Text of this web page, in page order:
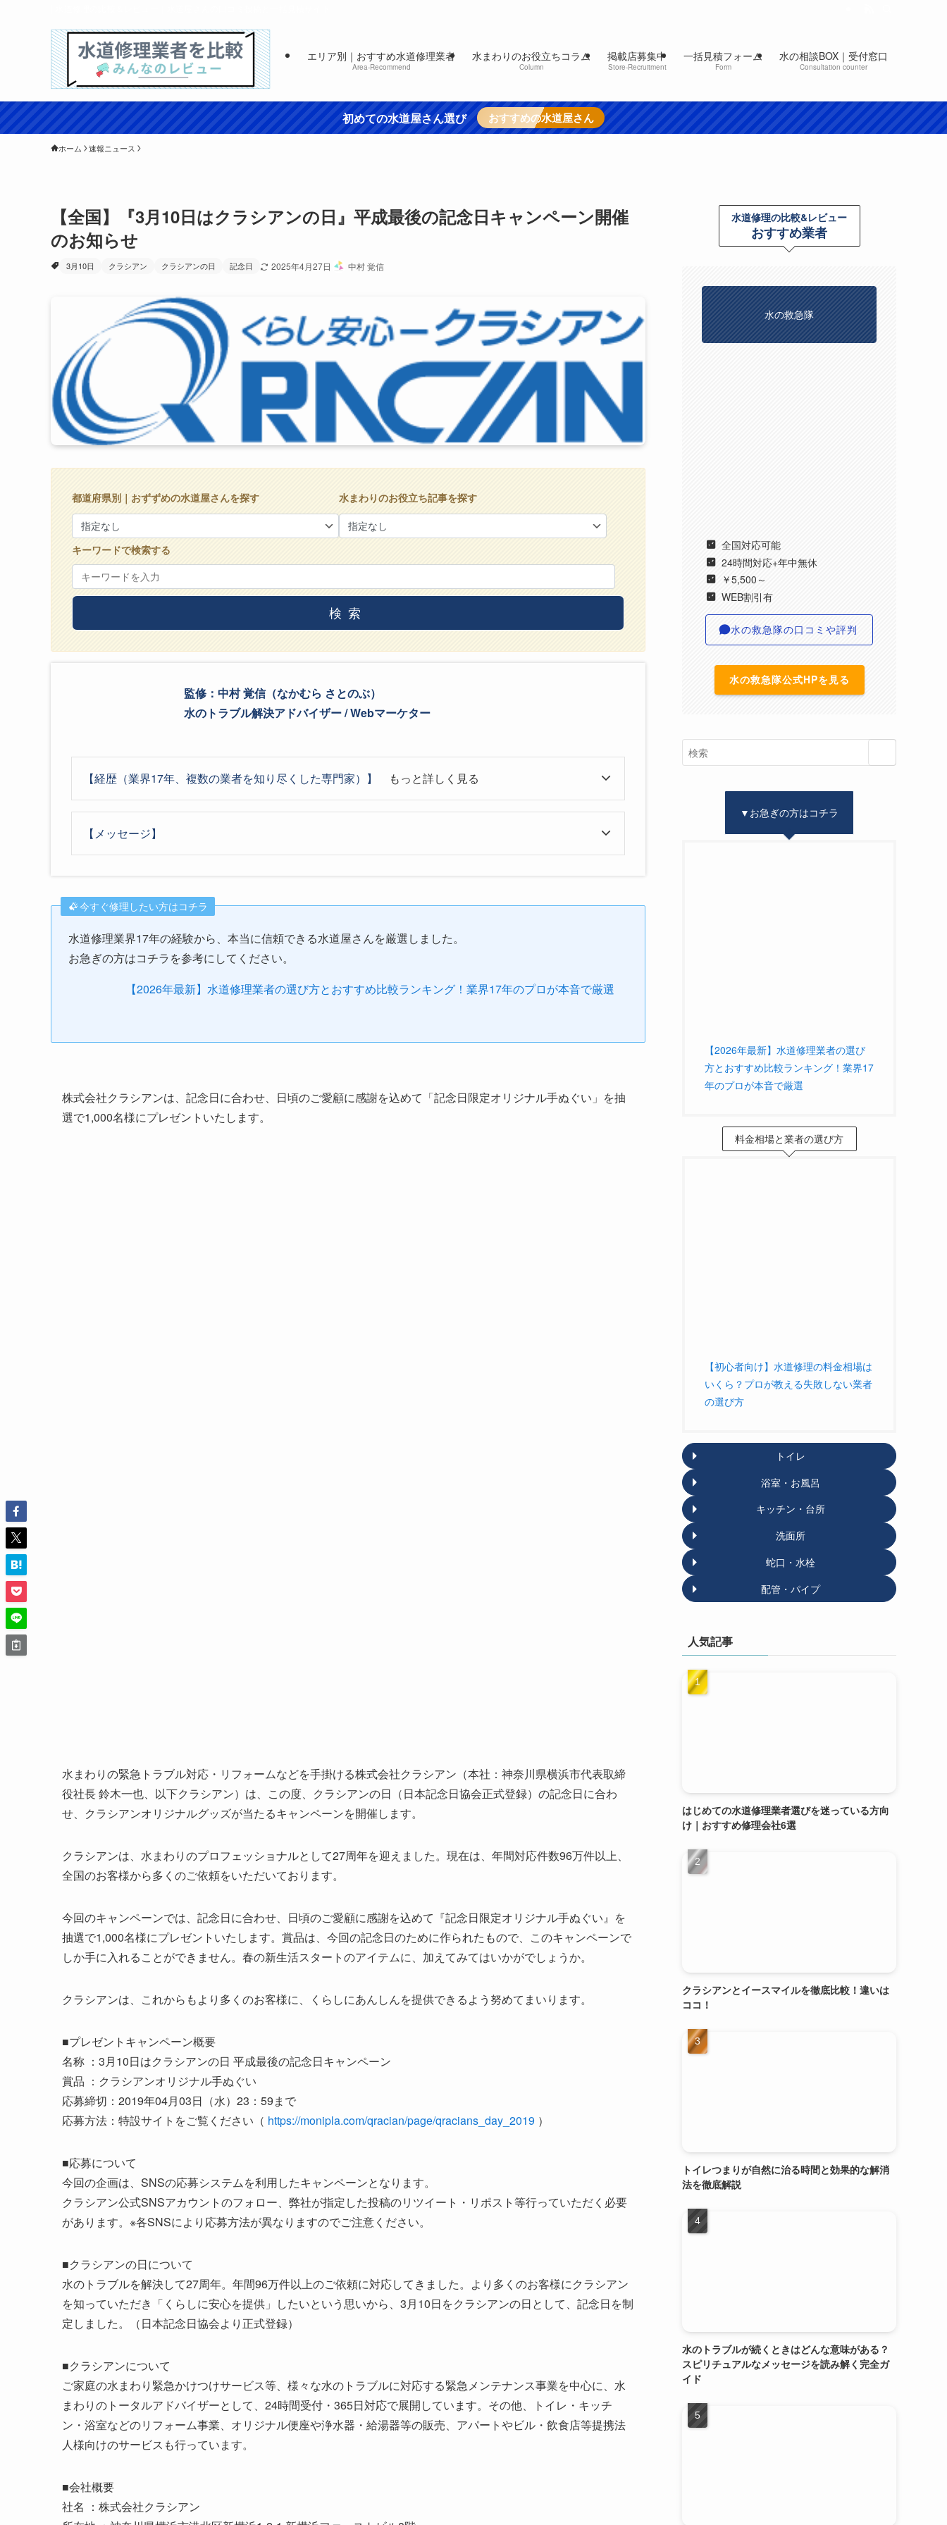
エリア別｜おすすめ水道修理業者
Area-Recommend
水まわりのお役立ちコラム
Column
掲載店募集中
Store-Recruitment
一括見積フォーム
Form
水の相談BOX｜受付窓口
Consultation counter
初めての水道屋さん選び おすすめの水道屋さん
ホーム 速報ニュース
【全国】『3月10日はクラシアンの日』平成最後の記念日キャンペーン開催
のお知らせ
3月10日 クラシアン クラシアンの日 記念日 2025年4月27日 中村 覚信
都道府県別｜おずずめの水道屋さんを探す 水まわりのお役立ち記事を探す
キーワードで検索する
検索
監修：中村 覚信（なかむら さとのぶ）
水のトラブル解決アドバイザー / Webマーケター
【経歴（業界17年、複数の業者を知り尽くした専門家）】 もっと詳しく見る
【メッセージ】
今すぐ修理したい方はコチラ
水道修理業界17年の経験から、本当に信頼できる水道屋さんを厳選しました。
お急ぎの方はコチラを参考にしてください。
【2026年最新】水道修理業者の選び方とおすすめ比較ランキング！業界17年のプロが本音で厳選
株式会社クラシアンは、記念日に合わせ、日頃のご愛顧に感謝を込めて「記念日限定オリジナル手ぬぐい」を抽
選で1,000名様にプレゼントいたします。
水まわりの緊急トラブル対応・リフォームなどを手掛ける株式会社クラシアン（本社：神奈川県横浜市代表取締
役社長 鈴木一也、以下クラシアン）は、この度、クラシアンの日（日本記念日協会正式登録）の記念日に合わ
せ、クラシアンオリジナルグッズが当たるキャンペーンを開催します。
クラシアンは、水まわりのプロフェッショナルとして27周年を迎えました。現在は、年間対応件数96万件以上、
全国のお客様から多くのご依頼をいただいております。
今回のキャンペーンでは、記念日に合わせ、日頃のご愛顧に感謝を込めて『記念日限定オリジナル手ぬぐい』を
抽選で1,000名様にプレゼントいたします。賞品は、今回の記念日のために作られたもので、このキャンペーンで
しか手に入れることができません。春の新生活スタートのアイテムに、加えてみてはいかがでしょうか。
クラシアンは、これからもより多くのお客様に、くらしにあんしんを提供できるよう努めてまいります。
■プレゼントキャンペーン概要
名称 ：3月10日はクラシアンの日 平成最後の記念日キャンペーン
賞品 ：クラシアンオリジナル手ぬぐい
応募締切：2019年04月03日（水）23：59まで
応募方法：特設サイトをご覧ください（ https://monipla.com/qracian/page/qracians_day_2019 ）
■応募について
今回の企画は、SNSの応募システムを利用したキャンペーンとなります。
クラシアン公式SNSアカウントのフォロー、弊社が指定した投稿のリツイート・リポスト等行っていただく必要
があります。※各SNSにより応募方法が異なりますのでご注意ください。
■クラシアンの日について
水のトラブルを解決して27周年。年間96万件以上のご依頼に対応してきました。より多くのお客様にクラシアン
を知っていただき「くらしに安心を提供」したいという思いから、3月10日をクラシアンの日として、記念日を制
定しました。（日本記念日協会より正式登録）
■クラシアンについて
ご家庭の水まわり緊急かけつけサービス等、様々な水のトラブルに対応する緊急メンテナンス事業を中心に、水
まわりのトータルアドバイザーとして、24時間受付・365日対応で展開しています。その他、トイレ・キッチ
ン・浴室などのリフォーム事業、オリジナル便座や浄水器・給湯器等の販売、アパートやビル・飲食店等提携法
人様向けのサービスも行っています。
■会社概要
社名 ：株式会社クラシアン
水道修理の比較&レビュー
おすすめ業者
水の救急隊
全国対応可能
24時間対応+年中無休
￥5,500～
WEB割引有
水の救急隊の口コミや評判
水の救急隊公式HPを見る
▼お急ぎの方はコチラ
【2026年最新】水道修理業者の選び
方とおすすめ比較ランキング！業界17
年のプロが本音で厳選
料金相場と業者の選び方
【初心者向け】水道修理の料金相場は
いくら？プロが教える失敗しない業者
の選び方
トイレ
浴室・お風呂
キッチン・台所
洗面所
蛇口・水栓
配管・パイプ
人気記事
はじめての水道修理業者選びを迷っている方向
け｜おすすめ修理会社6選
クラシアンとイースマイルを徹底比較！違いは
ココ！
トイレつまりが自然に治る時間と効果的な解消
法を徹底解説
水のトラブルが続くときはどんな意味がある？
スピリチュアルなメッセージを読み解く完全ガ
イド